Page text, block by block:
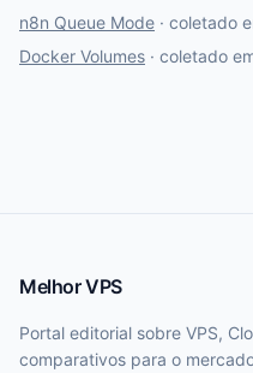
n8n Queue Mode · coletado
Docker Volumes · coletado
Melhor VPS
Portal editorial sobre VPS,
comparativos para o